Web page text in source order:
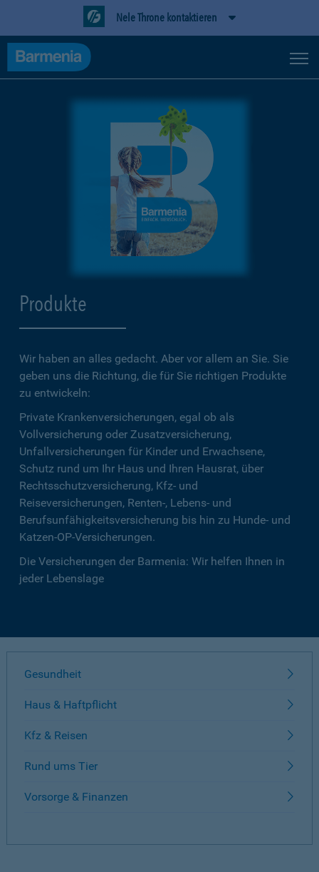
Nele Throne kontaktieren
Produkte
Wir haben an alles gedacht. Aber vor allem an Sie. Sie
geben uns die Richtung, die für Sie richtigen Produkte
zu entwickeln:
Private Krankenversicherungen, egal ob als
Vollversicherung oder Zusatzversicherung,
Unfallversicherungen für Kinder und Erwachsene,
Schutz rund um Ihr Haus und Ihren Hausrat, über
Rechtsschutzversicherung, Kfz- und
Reiseversicherungen, Renten-, Lebens- und
Berufsunfähigkeitsversicherung bis hin zu Hunde- und
Katzen-OP-Versicherungen.
Die Versicherungen der Barmenia: Wir helfen Ihnen in
jeder Lebenslage
Gesundheit
Haus & Haftpflicht
Kfz & Reisen
Rund ums Tier
Vorsorge & Finanzen